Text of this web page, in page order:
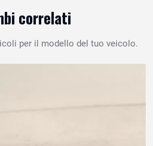
correlati
per il modello del tuo veicolo.